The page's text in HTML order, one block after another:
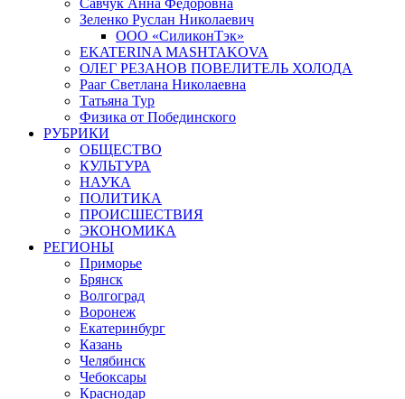
Савчук Анна Федоровна
Зеленко Руслан Николаевич
ООО «СиликонТэк»
EKATERINA MASHTAKOVA
ОЛЕГ РЕЗАНОВ ПОВЕЛИТЕЛЬ ХОЛОДА
Рааг Светлана Николаевна
Татьяна Тур
Физика от Побединского
РУБРИКИ
ОБЩЕСТВО
КУЛЬТУРА
НАУКА
ПОЛИТИКА
ПРОИСШЕСТВИЯ
ЭКОНОМИКА
РЕГИОНЫ
Приморье
Брянск
Волгоград
Воронеж
Екатеринбург
Казань
Челябинск
Чебоксары
Краснодар